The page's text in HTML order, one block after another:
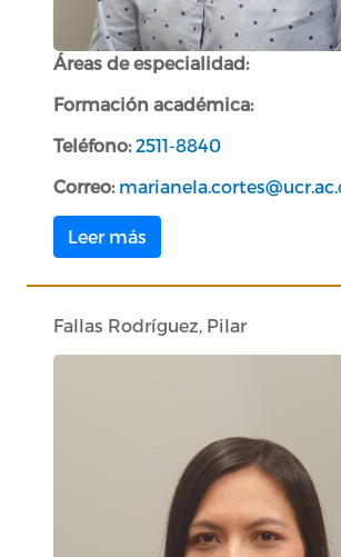
Áreas de especialidad:
Formación académica:
Teléfono:2511-8840
Correo:
Leer más
Fallas Rodríguez, Pilar